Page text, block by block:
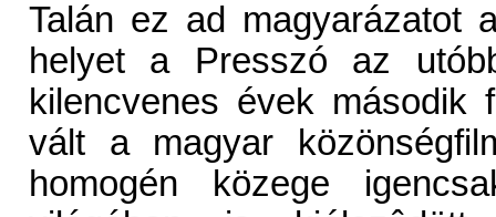
Talán ez ad magyarázatot
helyet a Presszó az
kilencvenes évek második
vált a magyar
homogén közege